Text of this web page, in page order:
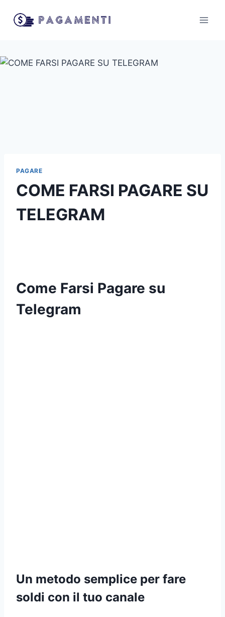
PAGARE
COME FARSI PAGARE SU
TELEGRAM
Come Farsi Pagare su
Telegram
Un metodo semplice per fare
soldi con il tuo canale